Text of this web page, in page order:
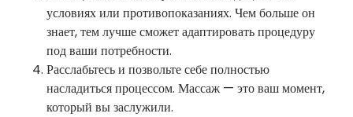
условиях или противопоказаниях. Чем больше он
знает, тем лучше сможет адаптировать процедуру
под ваши потребности.
Расслабьтесь и позвольте себе полностью
насладиться процессом. Массаж — это ваш момент,
который вы заслужили.